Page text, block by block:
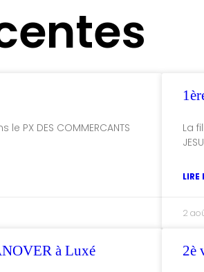
PX DES COMMERCANTS
La
LIRE
2
à Luxé 2è